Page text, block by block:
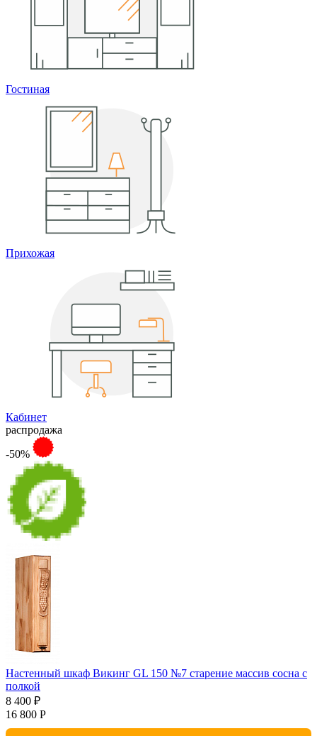
Гостиная
Прихожая
Кабинет
распродажа
-50%
Настенный шкаф Викинг GL 150 №7 старение массив сосна с
полкой
8 400 ₽
16 800 Р